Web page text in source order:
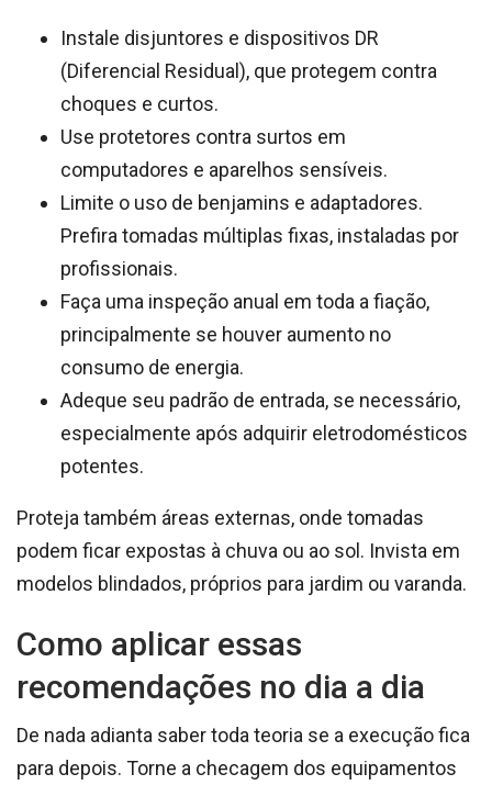
Instale disjuntores e dispositivos DR
(Diferencial Residual), que protegem contra
choques e curtos.
Use protetores contra surtos em
computadores e aparelhos sensíveis.
Limite o uso de benjamins e adaptadores.
Prefira tomadas múltiplas fixas, instaladas por
profissionais.
Faça uma inspeção anual em toda a fiação,
principalmente se houver aumento no
consumo de energia.
Adeque seu padrão de entrada, se necessário,
especialmente após adquirir eletrodomésticos
potentes.
Proteja também áreas externas, onde tomadas
podem ficar expostas à chuva ou ao sol. Invista em
modelos blindados, próprios para jardim ou varanda.
Como aplicar essas
recomendações no dia a dia
De nada adianta saber toda teoria se a execução fica
para depois. Torne a checagem dos equipamentos